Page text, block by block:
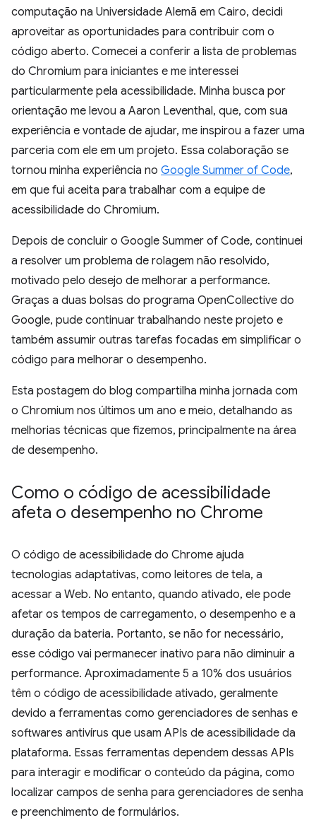
computação na Universidade Alemã em Cairo, decidi
aproveitar as oportunidades para contribuir com o
código aberto. Comecei a conferir a lista de problemas
do Chromium para iniciantes e me interessei
particularmente pela acessibilidade. Minha busca por
orientação me levou a Aaron Leventhal, que, com sua
experiência e vontade de ajudar, me inspirou a fazer uma
parceria com ele em um projeto. Essa colaboração se
tornou minha experiência no Google Summer of Code,
em que fui aceita para trabalhar com a equipe de
acessibilidade do Chromium.
Depois de concluir o Google Summer of Code, continuei
a resolver um problema de rolagem não resolvido,
motivado pelo desejo de melhorar a performance.
Graças a duas bolsas do programa OpenCollective do
Google, pude continuar trabalhando neste projeto e
também assumir outras tarefas focadas em simplificar o
código para melhorar o desempenho.
Esta postagem do blog compartilha minha jornada com
o Chromium nos últimos um ano e meio, detalhando as
melhorias técnicas que fizemos, principalmente na área
de desempenho.
Como o código de acessibilidade
afeta o desempenho no Chrome
O código de acessibilidade do Chrome ajuda
tecnologias adaptativas, como leitores de tela, a
acessar a Web. No entanto, quando ativado, ele pode
afetar os tempos de carregamento, o desempenho e a
duração da bateria. Portanto, se não for necessário,
esse código vai permanecer inativo para não diminuir a
performance. Aproximadamente 5 a 10% dos usuários
têm o código de acessibilidade ativado, geralmente
devido a ferramentas como gerenciadores de senhas e
softwares antivírus que usam APIs de acessibilidade da
plataforma. Essas ferramentas dependem dessas APIs
para interagir e modificar o conteúdo da página, como
localizar campos de senha para gerenciadores de senha
e preenchimento de formulários.